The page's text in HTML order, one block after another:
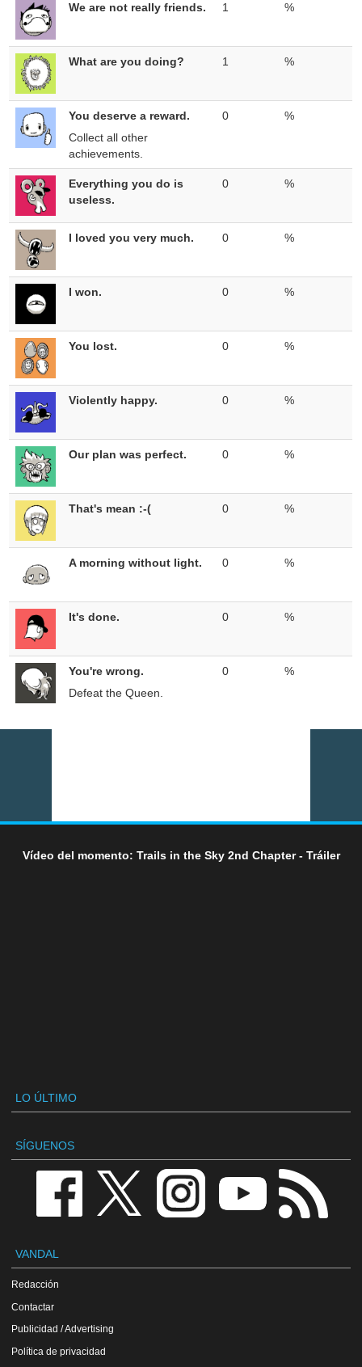
We are not really friends. 1 %
What are you doing? 1 %
You deserve a reward.
Collect all other
achievements.
0 %
Everything you do is
useless.
0 %
I loved you very much. 0 %
I won. 0 %
You lost. 0 %
Violently happy. 0 %
Our plan was perfect. 0 %
That's mean :-( 0 %
A morning without light. 0 %
It's done. 0 %
You're wrong.
Defeat the Queen.
0 %
Vídeo del momento: Trails in the Sky 2nd Chapter - Tráiler
LO ÚLTIMO
SÍGUENOS
VANDAL
Redacción
Contactar
Publicidad / Advertising
Política de privacidad